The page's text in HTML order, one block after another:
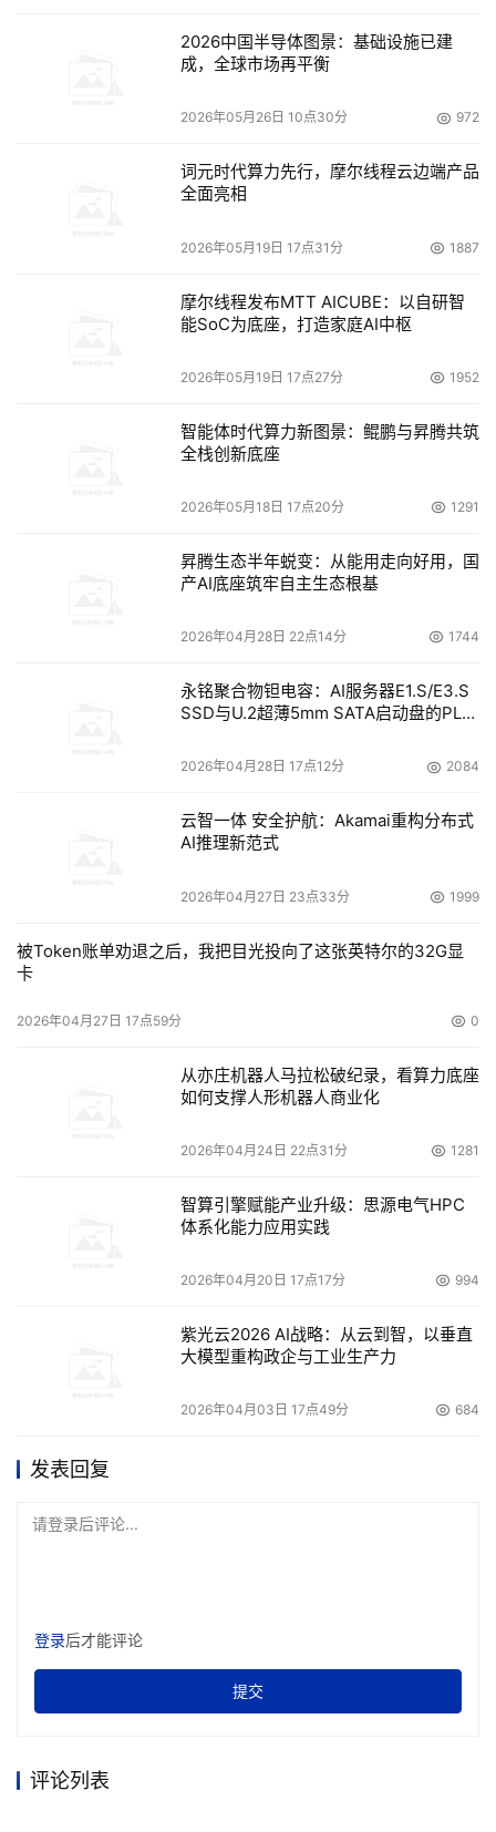
款后货，第一次要全款，以后长期合作的话可以货到付款。
我说，第一次只要一台，先看看货，她同意了，马上问了我
的地址、电话、姓名  等，并且留了银行账号，说只要款到
专业的答复、著名的快递公司作为物流支持……经过几
业务洽谈，不像是只做“一锤子买卖”的骗子，而且非常熟悉
了警惕。3月23  日，他订购了一台700元的PSP，连同附
又要求一定要付全额，于是再汇600元。”但他等  来的却是
好到南昌可以亲自带给你!”
黑龙江的小张也有类似经历，他完全被“网店”代表对于
他们账户上，以为可以很快拿到手机。”
非常“合理”：“我们直接从香港拿货，光税就可以避掉10%至
知名大型物流企业，“可以电话查询送货单”。
第3步：连环骗 巧立名目再度骗款
赢得顾客信任，甚至取得第一笔定金或货款以后，“网
骗”们并不会就此罢手，他们还有更进一步、令人叹为观止
结果等来的又是一通电话。“我找不到你学校，我在金福园
大酒店对面!”来电者自称是那家“网店”的工作人员，她提出
了一个看似合情合  理的要求：“公司做水货生意，又是在外
保证金，当面交易时再返还。”小杨觉得这样的要求不靠
谱，于是要求终止交易并退款。对方应允退款，但需要时间
等待。小杨一时等不及，提出只汇300元作为保证金，而后
“他们让我立刻把钱汇过去，款到立刻把货送到学校
在省体育馆，只要钱一到，立刻就来我学校!”金园大酒店、
惕，300元又被他汇  了出去……可他等来的不是PSP，还是
收足才行!”这回小杨才彻底放弃了幻想：“我又打电话和公
下文。”
如果说小杨是被骗子用南昌的地名骗得团团转，那么黑
这样才  能得到两台“Twins”手机!”听到如此荒谬的说辞，他
才发觉自己做了一件愚蠢的事情。然而他的1200元钱是再
也要不回来了。“合同也没有，收据发票  都没有，就一个汇
2026中国半导体图景：基础设施已建
成，全球市场再平衡
2026年05月26日 10点30分 972
词元时代算力先行，摩尔线程云边端产品
全面亮相
2026年05月19日 17点31分 1887
摩尔线程发布MTT AICUBE：以自研智
能SoC为底座，打造家庭AI中枢
2026年05月19日 17点27分 1952
智能体时代算力新图景：鲲鹏与昇腾共筑
全栈创新底座
2026年05月18日 17点20分 1291
昇腾生态半年蜕变：从能用走向好用，国
产AI底座筑牢自主生态根基
2026年04月28日 22点14分 1744
永铭聚合物钽电容：AI服务器E1.S/E3.S
SSD与U.2超薄5mm SATA启动盘的PLP
2026年04月28日 17点12分 2084
云智一体 安全护航：Akamai重构分布式
AI推理新范式
2026年04月27日 23点33分 1999
被Token账单劝退之后，我把目光投向了这张英特尔的32G显
卡
2026年04月27日 17点59分 0
从亦庄机器人马拉松破纪录，看算力底座
如何支撑人形机器人商业化
2026年04月24日 22点31分 1281
智算引擎赋能产业升级：思源电气HPC
体系化能力应用实践
2026年04月20日 17点17分 994
紫光云2026 AI战略：从云到智，以垂直
大模型重构政企与工业生产力
2026年04月03日 17点49分 684
发表回复
请登录后评论...
登录后才能评论
提交
评论列表